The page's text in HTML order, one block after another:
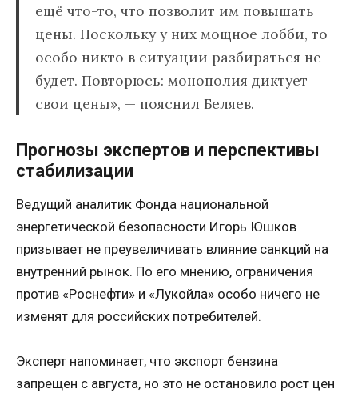
ещё что-то, что позволит им повышать
цены. Поскольку у них мощное лобби, то
особо никто в ситуации разбираться не
будет. Повторюсь: монополия диктует
свои цены», — пояснил Беляев.
Прогнозы экспертов и перспективы
стабилизации
Ведущий аналитик Фонда национальной
энергетической безопасности Игорь Юшков
призывает не преувеличивать влияние санкций на
внутренний рынок. По его мнению, ограничения
против «Роснефти» и «Лукойла» особо ничего не
изменят для российских потребителей.
Эксперт напоминает, что экспорт бензина
запрещен с августа, но это не остановило рост цен